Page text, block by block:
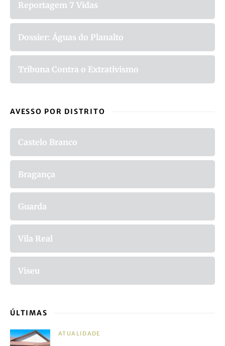
Reportagem 7 Vidas
Dossier: Águas do Planalto
Tribuna Contra o Extrativismo
AVESSO POR DISTRITO
Castelo Branco
Bragança
Guarda
Vila Real
Viseu
ÚLTIMAS
ATUALIDADE